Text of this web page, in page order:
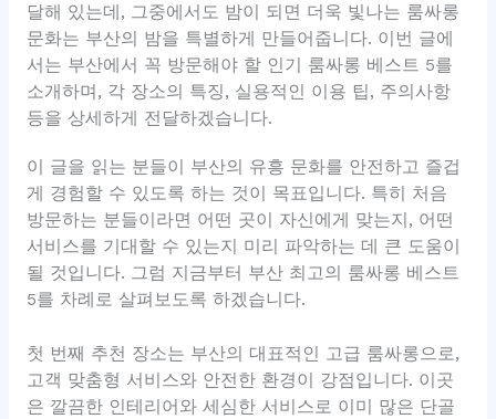
달해 있는데, 그중에서도 밤이 되면 더욱 빛나는 룸싸롱
문화는 부산의 밤을 특별하게 만들어줍니다. 이번 글에
서는 부산에서 꼭 방문해야 할 인기 룸싸롱 베스트 5를
소개하며, 각 장소의 특징, 실용적인 이용 팁, 주의사항
등을 상세하게 전달하겠습니다.
이 글을 읽는 분들이 부산의 유흥 문화를 안전하고 즐겁
게 경험할 수 있도록 하는 것이 목표입니다. 특히 처음
방문하는 분들이라면 어떤 곳이 자신에게 맞는지, 어떤
서비스를 기대할 수 있는지 미리 파악하는 데 큰 도움이
될 것입니다. 그럼 지금부터 부산 최고의 룸싸롱 베스트
5를 차례로 살펴보도록 하겠습니다.
첫 번째 추천 장소는 부산의 대표적인 고급 룸싸롱으로,
고객 맞춤형 서비스와 안전한 환경이 강점입니다. 이곳
은 깔끔한 인테리어와 세심한 서비스로 이미 많은 단골